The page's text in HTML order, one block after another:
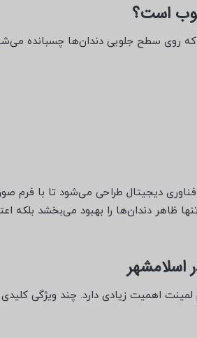
است؟
روی سطح جلویی دندان‌ها چسبانده
دیجیتال طراحی می‌شود تا با فرم
ظاهر دندان‌ها را بهبود می‌بخشد بلکه
اسلامشهر
اهمیت زیادی دارد. چند ویژگی